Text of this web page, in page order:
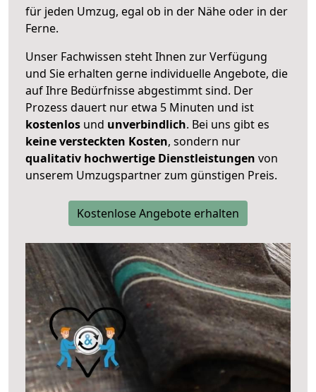
für jeden Umzug, egal ob in der Nähe oder in der
Ferne.
Unser Fachwissen steht Ihnen zur Verfügung
und Sie erhalten gerne individuelle Angebote, die
auf Ihre Bedürfnisse abgestimmt sind. Der
Prozess dauert nur etwa 5 Minuten und ist
kostenlos und unverbindlich. Bei uns gibt es
keine versteckten Kosten, sondern nur
qualitativ hochwertige Dienstleistungen von
unserem Umzugspartner zum günstigen Preis.
Kostenlose Angebote erhalten